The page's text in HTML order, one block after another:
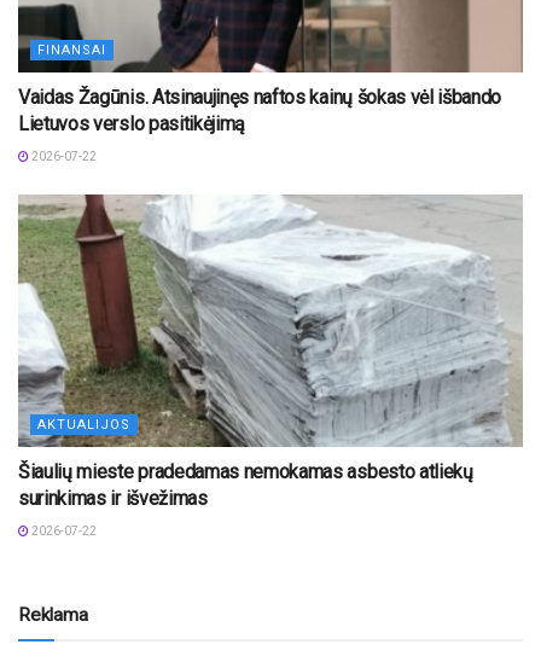
FINANSAI
Vaidas Žagūnis. Atsinaujinęs naftos kainų šokas vėl išbando
Lietuvos verslo pasitikėjimą
2026-07-22
AKTUALIJOS
Šiaulių mieste pradedamas nemokamas asbesto atliekų
surinkimas ir išvežimas
2026-07-22
Reklama